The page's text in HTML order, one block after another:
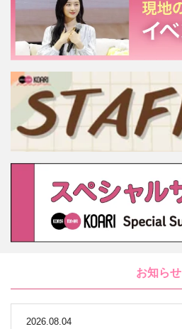
お知らせ
2026.08.04